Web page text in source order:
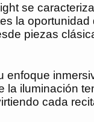
se
la
piezas
enfoque
la iluminación
cada